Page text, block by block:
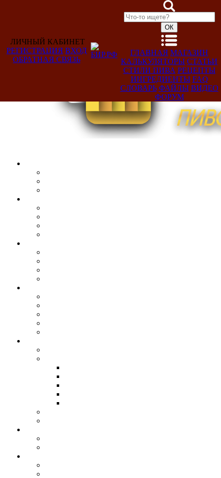
Добро
ЛИЧНЫЙ КАБИНЕТ
РЕГИСТРАЦИЯ ВХОД
ОБРАТНАЯ СВЯЗЬ
ГЛАВНАЯ МАГАЗИН
КАЛЬКУЛЯТОРЫ СТАТЬИ
СТИЛИ ПИВА РЕЦЕПТЫ
ИНГРЕДИЕНТЫ FAQ
СЛОВАРЬ ФАЙЛЫ ВИДЕО
ФОРУМ